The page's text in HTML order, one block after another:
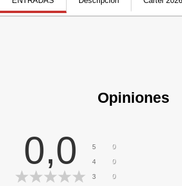
Opiniones
0,0 5 0
4 0
3 0